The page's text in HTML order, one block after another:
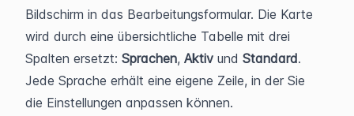
Bildschirm in das Bearbeitungsformular. Die Karte
wird durch eine übersichtliche Tabelle mit drei
Spalten ersetzt: Sprachen, Aktiv und Standard.
Jede Sprache erhält eine eigene Zeile, in der Sie
die Einstellungen anpassen können.